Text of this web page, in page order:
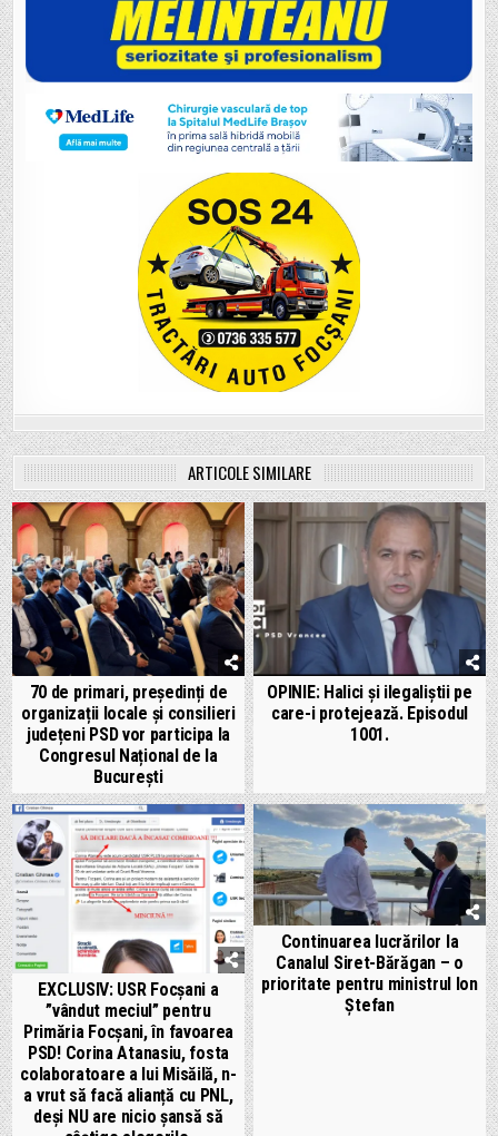
ARTICOLE SIMILARE
70 de primari, președinți de
organizații locale și consilieri
județeni PSD vor participa la
Congresul Național de la
București
OPINIE: Halici și ilegaliștii pe
care-i protejează. Episodul
1001.
EXCLUSIV: USR Focșani a
”vândut meciul” pentru
Primăria Focșani, în favoarea
PSD! Corina Atanasiu, fosta
colaboratoare a lui Misăilă, n-
a vrut să facă alianță cu PNL,
deși NU are nicio șansă să
Continuarea lucrărilor la
Canalul Siret-Bărăgan – o
prioritate pentru ministrul Ion
Ștefan